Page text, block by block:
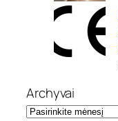
Archyvai